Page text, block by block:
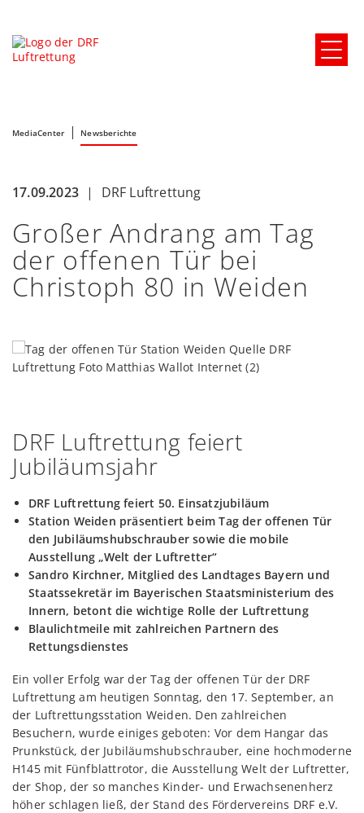
MediaCenter Newsberichte
17.09.2023 | DRF Luftrettung
Großer Andrang am Tag
der offenen Tür bei
Christoph 80 in Weiden
DRF Luftrettung feiert
Jubiläumsjahr
DRF Luftrettung feiert 50. Einsatzjubiläum
Station Weiden präsentiert beim Tag der offenen Tür
den Jubiläumshubschrauber sowie die mobile
Ausstellung „Welt der Luftretter“
Sandro Kirchner, Mitglied des Landtages Bayern und
Staatssekretär im Bayerischen Staatsministerium des
Innern, betont die wichtige Rolle der Luftrettung
Blaulichtmeile mit zahlreichen Partnern des
Rettungsdienstes
Ein voller Erfolg war der Tag der offenen Tür der DRF
Luftrettung am heutigen Sonntag, den 17. September, an
der Luftrettungsstation Weiden. Den zahlreichen
Besuchern, wurde einiges geboten: Vor dem Hangar das
Prunkstück, der Jubiläumshubschrauber, eine hochmoderne
H145 mit Fünfblattrotor, die Ausstellung Welt der Luftretter,
der Shop, der so manches Kinder- und Erwachsenenherz
höher schlagen ließ, der Stand des Fördervereins DRF e.V.